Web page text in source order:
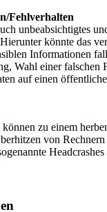
Fehlverhalten
unbeabsichtigtes
könnte das
Informationen
Wahl einer falschen
auf einen
zu einem
von